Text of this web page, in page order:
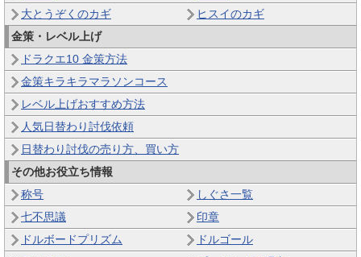
大とうぞくのカギ
ヒスイのカギ
金策・レベル上げ
ドラクエ10 金策方法
金策キラキラマラソンコース
レベル上げおすすめ方法
人気日替わり討伐依頼
日替わり討伐の売り方、買い方
その他お役立ち情報
称号
しぐさ一覧
七不思議
印章
ドルボードプリズム
ドルゴール